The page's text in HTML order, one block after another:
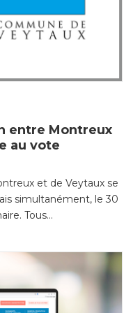
entre Montreux
au vote
et de Veytaux se
simultanément, le 30
Tous…